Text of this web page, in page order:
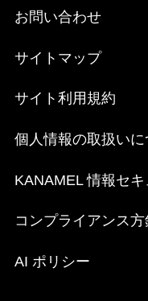
お問い合わせ
サイトマップ
サイト利用規約
個人情報の取扱いに
KANAMEL 情報セ
コンプライアンス方
AI ポリシー